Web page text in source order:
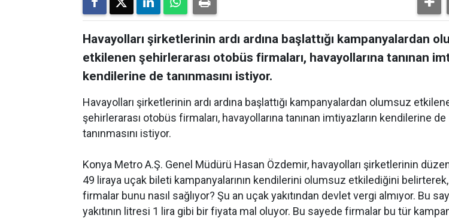
Havayolları şirketlerinin ardı ardına başlattığı kampanyalardan
etkilenen şehirlerarası otobüs firmaları, havayollarına tanınan
kendilerine de tanınmasını istiyor.
Havayolları şirketlerinin ardı ardına başlattığı kampanyalardan olumsuz
şehirlerarası otobüs firmaları, havayollarına tanınan imtiyazların kendilerine de
tanınmasını istiyor.
Konya Metro A.Ş. Genel Müdürü Hasan Özdemir, havayolları şirketlerinin
49 liraya uçak bileti kampanyalarının kendilerini olumsuz etkilediğini
firmalar bunu nasıl sağlıyor? Şu an uçak yakıtından devlet vergi almıyor. Bu
yakıtının litresi 1 lira gibi bir fiyata mal oluyor. Bu sayede firmalar bu tür